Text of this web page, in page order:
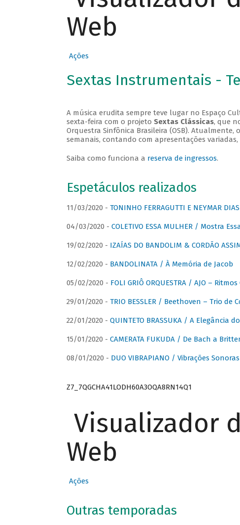
Web
Ações
Sextas Instrumentais -
A música erudita sempre teve lugar no Espaço
sexta-feira com o projeto Sextas Clássicas, que
Orquestra Sinfônica Brasileira (OSB). Atualmente, o
semanais, contando com apresentações variadas,
Saiba como funciona a reserva de ingressos.
Espetáculos realizados
11/03/2020 - TONINHO FERRAGUTTI E NEYMAR
04/03/2020 - COLETIVO ESSA MULHER / Mostra
19/02/2020 - IZAÍAS DO BANDOLIM & CORDÃO
12/02/2020 - BANDOLINATA / À Memória de Jacob
05/02/2020 - FOLI GRIÔ ORQUESTRA / AJO –
29/01/2020 - TRIO BESSLER / Beethoven – Trio de
22/01/2020 - QUINTETO BRASSUKA / A Elegância
15/01/2020 - CAMERATA FUKUDA / De Bach a
08/01/2020 - DUO VIBRAPIANO / Vibrações Sonoras
Z7_7QGCHA41LODH60A3OQA8RN14Q1
Visualizador
Web
Ações
Outras temporadas